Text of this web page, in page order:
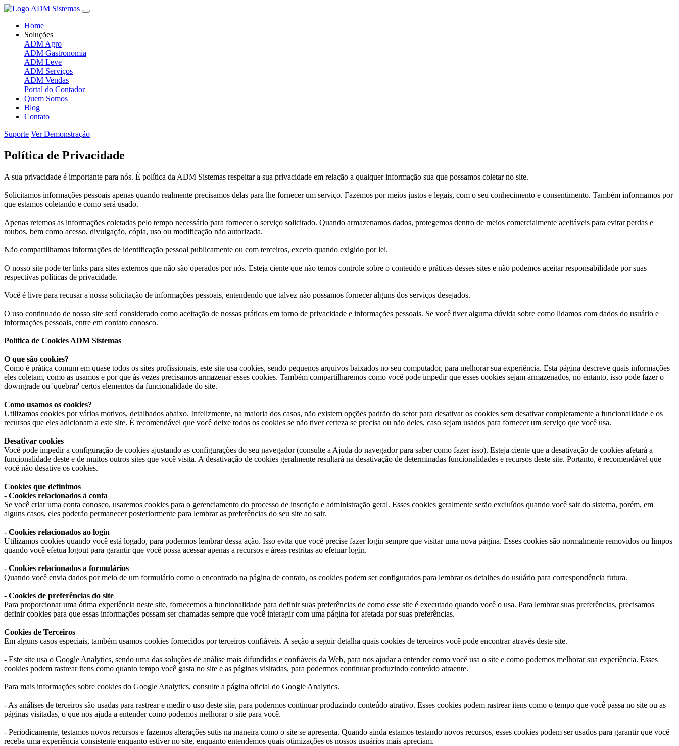
Home
Soluções
ADM Agro
ADM Gastronomia
ADM Leve
ADM Serviços
ADM Vendas
Portal do Contador
Quem Somos
Blog
Contato
Suporte Ver Demonstração
Política de Privacidade
A sua privacidade é importante para nós. É política da ADM Sistemas respeitar a sua privacidade em relação a qualquer informação sua que possamos coletar no site.
Solicitamos informações pessoais apenas quando realmente precisamos delas para lhe fornecer um serviço. Fazemos por meios justos e legais, com o seu conhecimento e consentimento. Também informamos por
que estamos coletando e como será usado.
Apenas retemos as informações coletadas pelo tempo necessário para fornecer o serviço solicitado. Quando armazenamos dados, protegemos dentro de meios comercialmente aceitáveis para evitar perdas e
roubos, bem como acesso, divulgação, cópia, uso ou modificação não autorizada.
Não compartilhamos informações de identificação pessoal publicamente ou com terceiros, exceto quando exigido por lei.
O nosso site pode ter links para sites externos que não são operados por nós. Esteja ciente que não temos controle sobre o conteúdo e práticas desses sites e não podemos aceitar responsabilidade por suas
respectivas políticas de privacidade.
Você é livre para recusar a nossa solicitação de informações pessoais, entendendo que talvez não possamos fornecer alguns dos serviços desejados.
O uso continuado de nosso site será considerado como aceitação de nossas práticas em torno de privacidade e informações pessoais. Se você tiver alguma dúvida sobre como lidamos com dados do usuário e
informações pessoais, entre em contato conosco.
Política de Cookies ADM Sistemas
O que são cookies?
Como é prática comum em quase todos os sites profissionais, este site usa cookies, sendo pequenos arquivos baixados no seu computador, para melhorar sua experiência. Esta página descreve quais informações
eles coletam, como as usamos e por que às vezes precisamos armazenar esses cookies. Também compartilharemos como você pode impedir que esses cookies sejam armazenados, no entanto, isso pode fazer o
downgrade ou 'quebrar' certos elementos da funcionalidade do site.
Como usamos os cookies?
Utilizamos cookies por vários motivos, detalhados abaixo. Infelizmente, na maioria dos casos, não existem opções padrão do setor para desativar os cookies sem desativar completamente a funcionalidade e os
recursos que eles adicionam a este site. É recomendável que você deixe todos os cookies se não tiver certeza se precisa ou não deles, caso sejam usados para fornecer um serviço que você usa.
Desativar cookies
Você pode impedir a configuração de cookies ajustando as configurações do seu navegador (consulte a Ajuda do navegador para saber como fazer isso). Esteja ciente que a desativação de cookies afetará a
funcionalidade deste e de muitos outros sites que você visita. A desativação de cookies geralmente resultará na desativação de determinadas funcionalidades e recursos deste site. Portanto, é recomendável que
você não desative os cookies.
Cookies que definimos
- Cookies relacionados à conta
Se você criar uma conta conosco, usaremos cookies para o gerenciamento do processo de inscrição e administração geral. Esses cookies geralmente serão excluídos quando você sair do sistema, porém, em
alguns casos, eles poderão permanecer posteriormente para lembrar as preferências do seu site ao sair.
- Cookies relacionados ao login
Utilizamos cookies quando você está logado, para podermos lembrar dessa ação. Isso evita que você precise fazer login sempre que visitar uma nova página. Esses cookies são normalmente removidos ou limpos
quando você efetua logout para garantir que você possa acessar apenas a recursos e áreas restritas ao efetuar login.
- Cookies relacionados a formulários
Quando você envia dados por meio de um formulário como o encontrado na página de contato, os cookies podem ser configurados para lembrar os detalhes do usuário para correspondência futura.
- Cookies de preferências do site
Para proporcionar uma ótima experiência neste site, fornecemos a funcionalidade para definir suas preferências de como esse site é executado quando você o usa. Para lembrar suas preferências, precisamos
definir cookies para que essas informações possam ser chamadas sempre que você interagir com uma página for afetada por suas preferências.
Cookies de Terceiros
Em alguns casos especiais, também usamos cookies fornecidos por terceiros confiáveis. A seção a seguir detalha quais cookies de terceiros você pode encontrar através deste site.
- Este site usa o Google Analytics, sendo uma das soluções de análise mais difundidas e confiáveis da Web, para nos ajudar a entender como você usa o site e como podemos melhorar sua experiência. Esses
cookies podem rastrear itens como quanto tempo você gasta no site e as páginas visitadas, para podermos continuar produzindo conteúdo atraente.
Para mais informações sobre cookies do Google Analytics, consulte a página oficial do Google Analytics.
- As análises de terceiros são usadas para rastrear e medir o uso deste site, para podermos continuar produzindo conteúdo atrativo. Esses cookies podem rastrear itens como o tempo que você passa no site ou as
páginas visitadas, o que nos ajuda a entender como podemos melhorar o site para você.
- Periodicamente, testamos novos recursos e fazemos alterações sutis na maneira como o site se apresenta. Quando ainda estamos testando novos recursos, esses cookies podem ser usados para garantir que você
receba uma experiência consistente enquanto estiver no site, enquanto entendemos quais otimizações os nossos usuários mais apreciam.